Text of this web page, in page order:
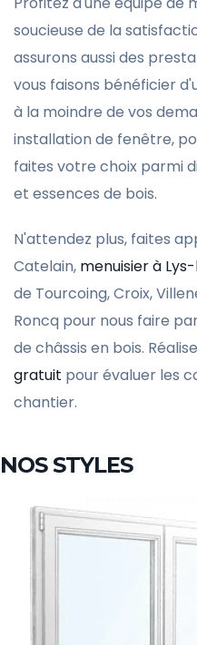
soucieuse de la
assurons aussi des
vous faisons bénéficier
à la moindre de vos
installation de fenêtre,
faites votre choix parmi
et essences de bois.
N'attendez plus, faites
Catelain, menuisier à
de Tourcoing, Croix,
Roncq pour nous faire
de châssis en bois.
gratuit pour évaluer les
chantier.
NOS STYLES